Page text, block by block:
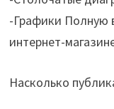
-Графики Полную
интернет-
Насколько